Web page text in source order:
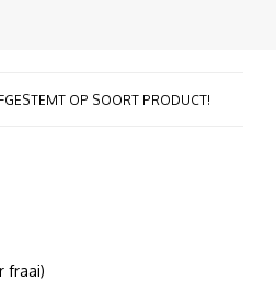
OP SOORT PRODUCT!
fraai)